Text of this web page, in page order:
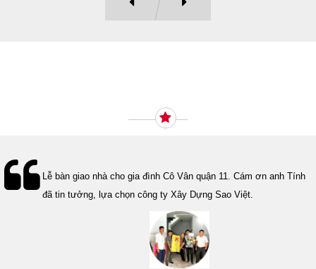
Lễ bàn giao nhà cho gia đình Cô Vân quận 11. Cám ơn anh Tính
đã tin tưởng, lựa chọn công ty Xây Dựng Sao Việt.